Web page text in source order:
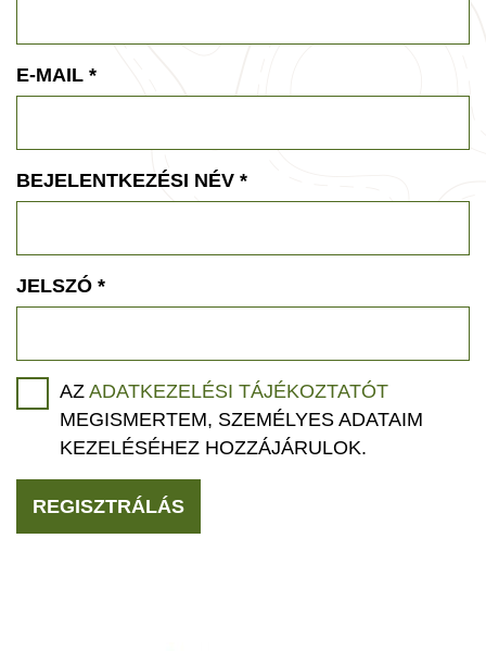
E-MAIL *
BEJELENTKEZÉSI NÉV *
JELSZÓ *
AZ ADATKEZELÉSI TÁJÉKOZTATÓT
MEGISMERTEM, SZEMÉLYES ADATAIM
KEZELÉSÉHEZ HOZZÁJÁRULOK.
REGISZTRÁLÁS